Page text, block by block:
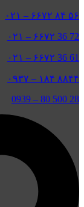
۵۶ ۸۴ ۶۶۷۲ – ۰۲۱
72 36 ۶۶۷۲ – ۰۲۱
61 36 ۶۶۷۲ – ۰۲۱
۸۸۴۴ ۱۸۴ – ۰۹۳۷
28 500 80
–